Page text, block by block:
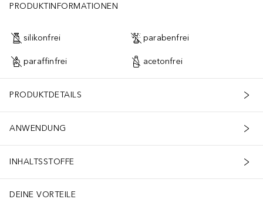
PRODUKTINFORMATIONEN
silikonfrei parabenfrei
paraffinfrei acetonfrei
PRODUKTDETAILS
ANWENDUNG
INHALTSSTOFFE
DEINE VORTEILE